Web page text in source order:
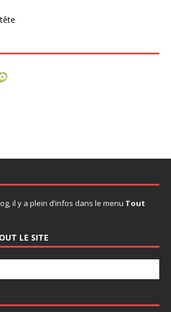
il y a plein d’infos dans le menu Tout
LE SITE